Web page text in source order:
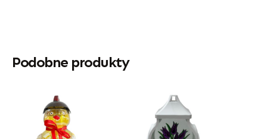
Podobne produkty